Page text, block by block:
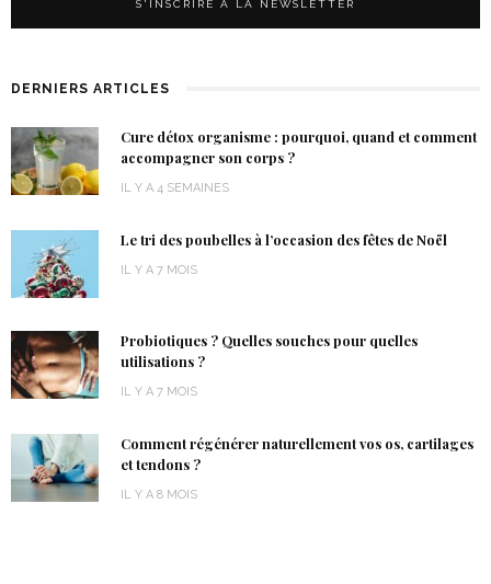
DERNIERS ARTICLES
Cure détox organisme : pourquoi, quand et comment
accompagner son corps ?
IL Y A 4 SEMAINES
Le tri des poubelles à l’occasion des fêtes de Noël
IL Y A 7 MOIS
Probiotiques ? Quelles souches pour quelles
utilisations ?
IL Y A 7 MOIS
Comment régénérer naturellement vos os, cartilages
et tendons ?
IL Y A 8 MOIS